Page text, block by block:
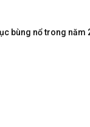
bùng nổ trong năm